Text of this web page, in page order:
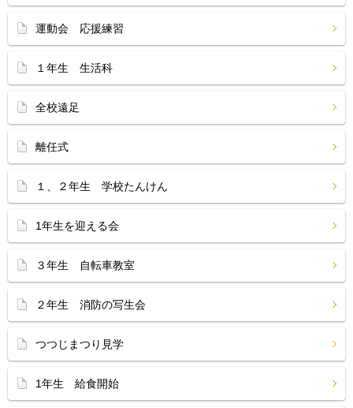
運動会 応援練習
１年生 生活科
全校遠足
離任式
１、２年生 学校たんけん
1年生を迎える会
３年生 自転車教室
２年生 消防の写生会
つつじまつり見学
1年生 給食開始